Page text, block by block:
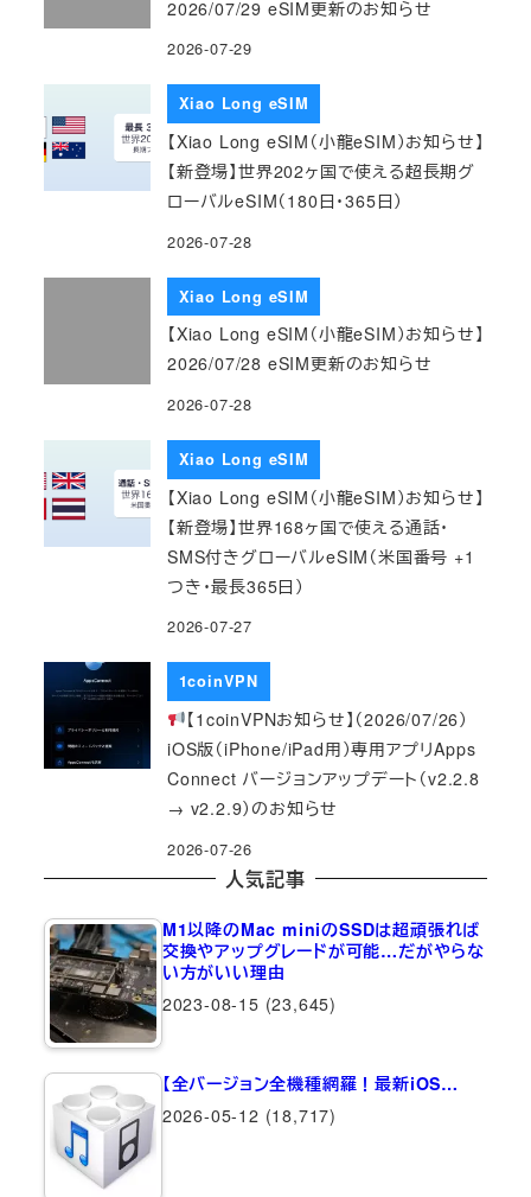
2026/07/29 eSIM更新のお知らせ
2026-07-29
Xiao Long eSIM
【Xiao Long eSIM（小龍eSIM）お知らせ】
【新登場】世界202ヶ国で使える超長期グ
ローバルeSIM（180日・365日）
2026-07-28
Xiao Long eSIM
【Xiao Long eSIM（小龍eSIM）お知らせ】
2026/07/28 eSIM更新のお知らせ
2026-07-28
Xiao Long eSIM
【Xiao Long eSIM（小龍eSIM）お知らせ】
【新登場】世界168ヶ国で使える通話・
SMS付きグローバルeSIM（米国番号 +1
つき・最長365日）
2026-07-27
1coinVPN
【1coinVPNお知らせ】（2026/07/26）
iOS版（iPhone/iPad用）専用アプリApps
Connect バージョンアップデート（v2.2.8
→ v2.2.9）のお知らせ
2026-07-26
人気記事
M1以降のMac miniのSSDは超頑張れば
交換やアップグレードが可能…だがやらな
い方がいい理由
2023-08-15 (23,645)
【全バージョン全機種網羅！最新iOS…
2026-05-12 (18,717)